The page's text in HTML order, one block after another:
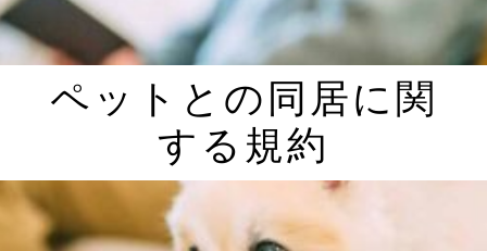
ペットとの同居に関
する規約